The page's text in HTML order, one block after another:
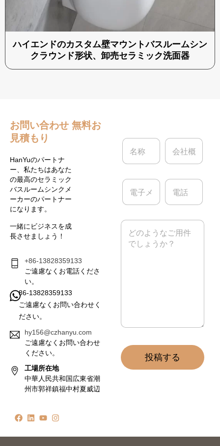
ハイエンドのカスタム壁マウントバスルームシン
クラウンド形状、卸売セラミック洗面器
お問い合わせ 無料お
見積もり
HanYuのパートナ
ー、私たちはあなた
の最高のセラミック
バスルームシンクメ
ーカーのパートナー
になります。
一緒にビジネスを成
長させましょう！
+86-13828359133
ご遠慮なくお電話くださ
い。
86-13828359133
ご遠慮なくお問い合わせく
ださい。
hy156@czhanyu.com
ご遠慮なくお問い合わせ
ください。
工場所在地
中華人民共和国広東省潮
州市郭祥鎮福中村夏威辺
名
*
会
概
電
メ
ル
電
メ
投稿する